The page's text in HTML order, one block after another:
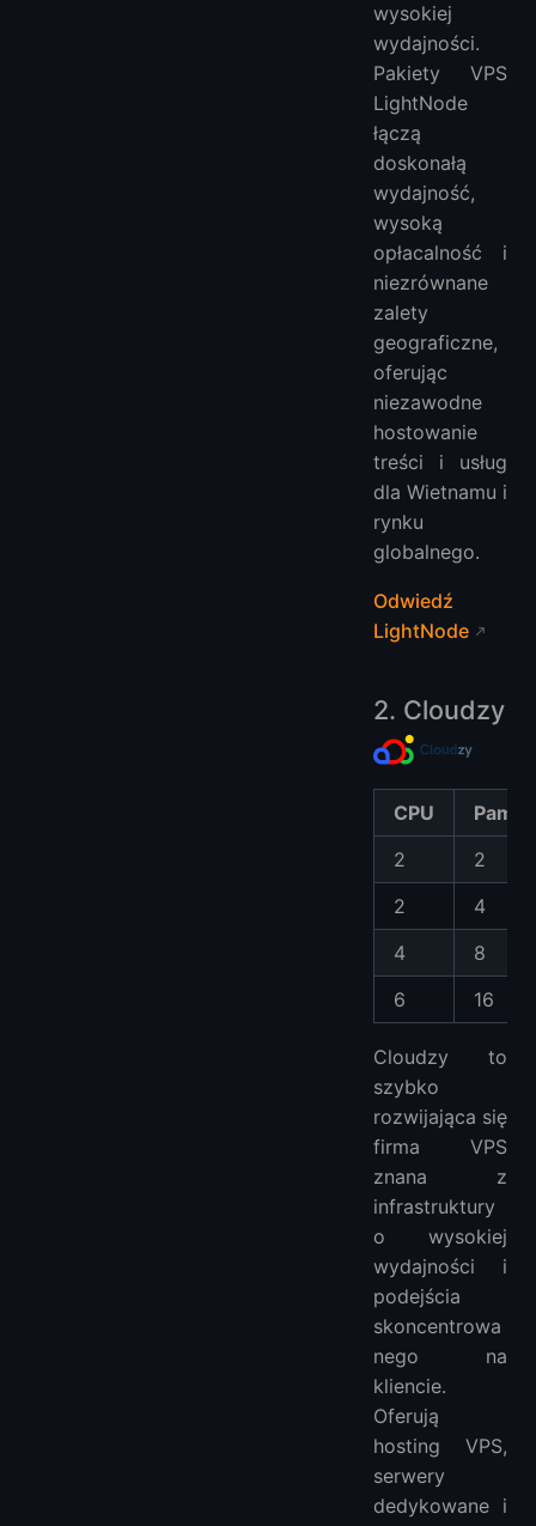
wysokiej
wydajności.
Pakiety VPS
LightNode
łączą
doskonałą
wydajność,
wysoką
opłacalność i
niezrównane
zalety
geograficzne,
oferując
niezawodne
hostowanie
treści i usług
dla Wietnamu i
rynku
globalnego.
Odwiedź
LightNode
2. Cloudzy
CPU
2
2
2
4
4
8
6
16
Cloudzy to
szybko
rozwijająca się
firma VPS
znana z
infrastruktury
o wysokiej
wydajności i
podejścia
skoncentrowa
nego na
kliencie.
Oferują
hosting VPS,
serwery
dedykowane i